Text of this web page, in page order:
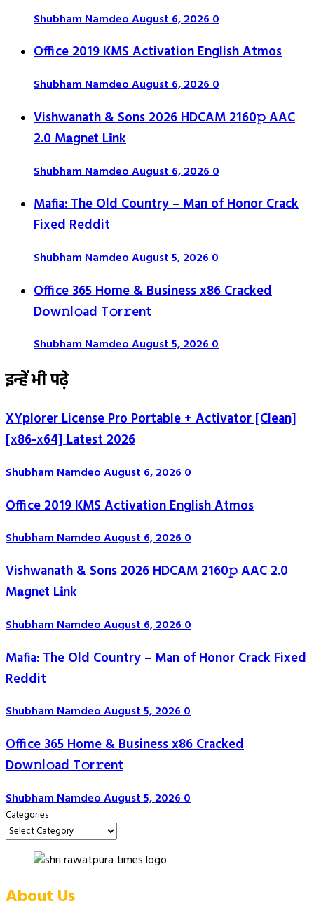
Shubham NamdeoAugust 6, 20260
Office 2019 KMS Activation English Atmos
Shubham NamdeoAugust 6, 20260
Vishwanath & Sons 2026 HDCAM 2160𝚙 AAC
2.0 M𝐚gn𝐞t L𝐢nk
Shubham NamdeoAugust 6, 20260
Mafia: The Old Country – Man of Honor Crack
Fixed Reddit
Shubham NamdeoAugust 5, 20260
Office 365 Home & Business x86 Cracked
Dоw𝚗l𝚘ad T𝚘r𝚛ent
Shubham NamdeoAugust 5, 20260
इन्हें भी पढ़े
XYplorer License Pro Portable + Activator [Clean]
[x86-x64] Latest 2026
Shubham NamdeoAugust 6, 20260
Office 2019 KMS Activation English Atmos
Shubham NamdeoAugust 6, 20260
Vishwanath & Sons 2026 HDCAM 2160𝚙 AAC 2.0
M𝐚gn𝐞t L𝐢nk
Shubham NamdeoAugust 6, 20260
Mafia: The Old Country – Man of Honor Crack Fixed
Reddit
Shubham NamdeoAugust 5, 20260
Office 365 Home & Business x86 Cracked
Dоw𝚗l𝚘ad T𝚘r𝚛ent
Shubham NamdeoAugust 5, 20260
Categories
About Us